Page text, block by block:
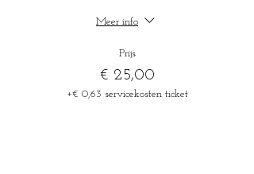
Meer info
Prijs
€ 25,00
+€ 0,63 servicekosten ticket